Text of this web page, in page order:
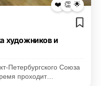
❤️ 👏 🌟
художников и
Петербургского Союза
проходит…